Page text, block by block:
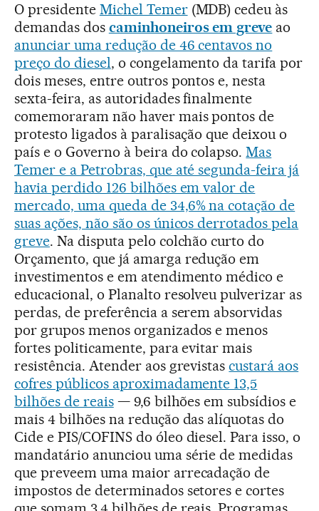
O presidente Michel Temer(MDB) cedeu às
demandas dos caminhoneiros em greve ao
anunciar uma redução de 46 centavos no
preço do diesel, o congelamento da tarifa por
dois meses, entre outros pontos e, nesta
sexta-feira, as autoridades finalmente
comemoraram não haver mais pontos de
protesto ligados à paralisação que deixou o
país e o Governo à beira do colapso.Mas
Temer e a Petrobras, que até segunda-feira já
havia perdido 126 bilhões em valor de
mercado, uma queda de 34,6% na cotação de
suas ações, não são os únicos derrotados pela
greve. Na disputa pelo colchão curto do
Orçamento, que já amarga redução em
investimentos e em atendimento médico e
educacional, o Planalto resolveu pulverizar as
perdas, de preferência a serem absorvidas
por grupos menos organizados e menos
fortes politicamente, para evitar mais
resistência. Atender aos grevistascustará aos
cofres públicos aproximadamente 13,5
bilhões de reais— 9,6 bilhões em subsídios e
mais 4 bilhões na redução das alíquotas do
Cide e PIS/COFINS do óleo diesel. Para isso, o
mandatário anunciou uma série de medidas
que preveem uma maior arrecadação de
impostos de determinados setores e cortes